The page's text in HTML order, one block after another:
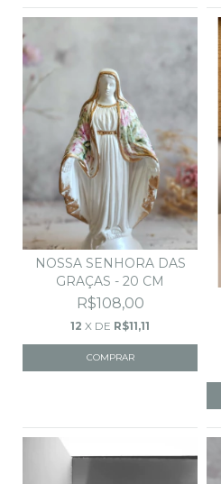
NOSSA SENHORA DAS
GRAÇAS - 20 CM
R$108,00
12 X DE R$11,11